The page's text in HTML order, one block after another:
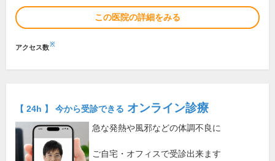
この医院の詳細をみる
アクセス数※
【 24h 】 今から受診できる オンライン診療
急な発熱や風邪などの体調不良に
ご自宅・オフィスで受診出来ます